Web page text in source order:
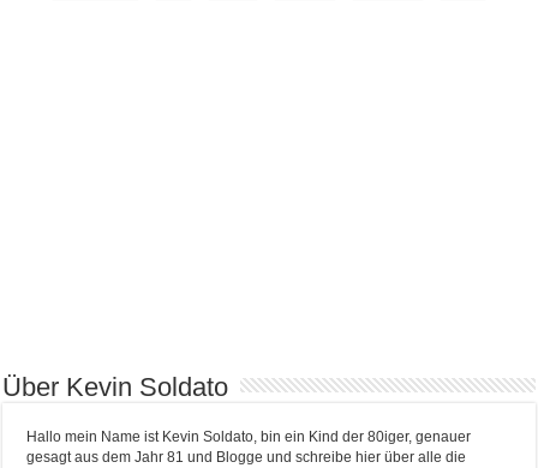
Über Kevin Soldato
Hallo mein Name ist Kevin Soldato, bin ein Kind der 80iger, genauer
gesagt aus dem Jahr 81 und Blogge und schreibe hier über alle die